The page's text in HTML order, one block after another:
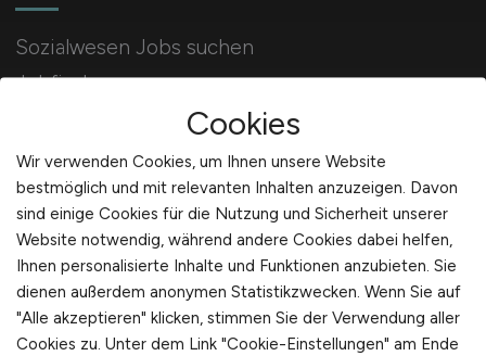
Sozialwesen Jobs suchen
Jobfinder
Arbeitnehmer Registrierung
Arbeitgeber Kontakt
Karrierenetzwerk
Cookies
Wir verwenden Cookies, um Ihnen unsere Website
bestmöglich und mit relevanten Inhalten anzuzeigen. Davon
sind einige Cookies für die Nutzung und Sicherheit unserer
Website notwendig, während andere Cookies dabei helfen,
Ihnen personalisierte Inhalte und Funktionen anzubieten. Sie
dienen außerdem anonymen Statistikzwecken. Wenn Sie auf
"Alle akzeptieren" klicken, stimmen Sie der Verwendung aller
Cookies zu. Unter dem Link "Cookie-Einstellungen" am Ende